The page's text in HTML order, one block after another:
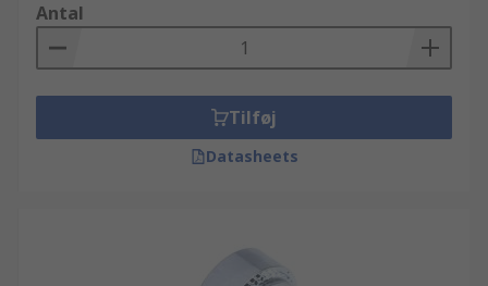
Antal
Tilføj
Datasheets